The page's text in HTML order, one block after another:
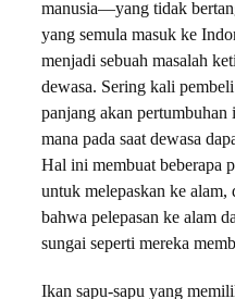
manusia—yang tidak
yang semula masuk ke
menjadi sebuah masalah
dewasa. Sering kali
panjang akan pertumbuhan
mana pada saat dewasa
Hal ini membuat beberapa
untuk melepaskan ke
bahwa pelepasan ke alam
sungai seperti mereka
Ikan sapu-sapu yang